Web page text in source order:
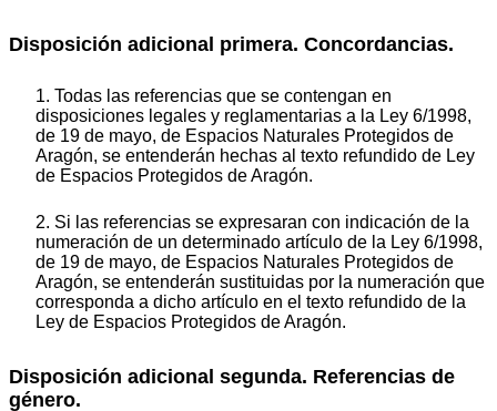
Disposición adicional primera. Concordancias.
1. Todas las referencias que se contengan en
disposiciones legales y reglamentarias a la Ley 6/1998,
de 19 de mayo, de Espacios Naturales Protegidos de
Aragón, se entenderán hechas al texto refundido de Ley
de Espacios Protegidos de Aragón.
2. Si las referencias se expresaran con indicación de la
numeración de un determinado artículo de la Ley 6/1998,
de 19 de mayo, de Espacios Naturales Protegidos de
Aragón, se entenderán sustituidas por la numeración que
corresponda a dicho artículo en el texto refundido de la
Ley de Espacios Protegidos de Aragón.
Disposición adicional segunda. Referencias de
género.